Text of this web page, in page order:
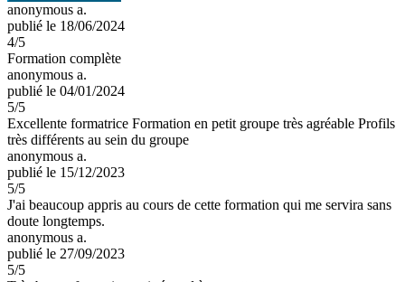
anonymous a.
publié le 18/06/2024
4/5
Formation complète
anonymous a.
publié le 04/01/2024
5/5
Excellente formatrice Formation en petit groupe très agréable Profils
très différents au sein du groupe
anonymous a.
publié le 15/12/2023
5/5
J'ai beaucoup appris au cours de cette formation qui me servira sans
doute longtemps.
anonymous a.
publié le 27/09/2023
5/5